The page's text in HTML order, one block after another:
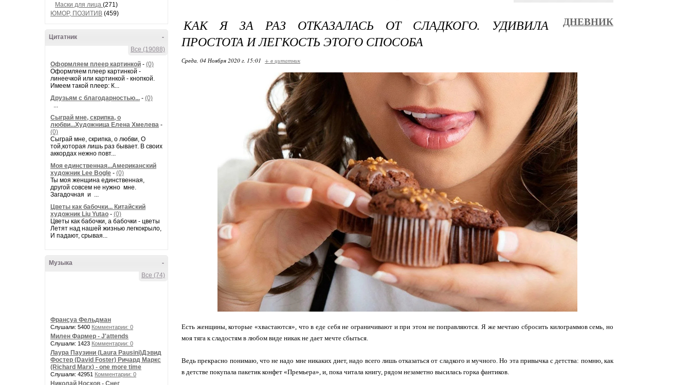
Маски для лица (271)
ЮМОР, ПОЗИТИВ (459)
-
Цитатник
Все (19088)
Оформляем плеер картинкой - (0)
Оформляем плеер картинкой -
линеечкой или картинкой - кнопкой.
Имеем такой плеер: К...
Друзьям с благодарностью... - (0)
...
Сыграй мне, скрипка, о
любви...Художница Елена Хмелева -
(0)
Сыграй мне, скрипка, о любви, О
той,которая лишь раз бывает. В своих
аккордах нежно повт...
Моя единственная...Американский
художник Lee Bogle - (0)
Ты моя женщина единственная,
другой совсем не нужно мне.
Загадочная и ...
Цветы как бабочки... Китайский
художник Liu Yutao - (0)
Цветы как бабочки, а бабочки - цветы
Летят над нашей жизнью легкокрыло,
И падают, срывая...
-
Музыка
Все (74)
Франсуа Фельдман
Слушали: 5400 Комментарии: 0
Милен Фармер - J'attends
Слушали: 1423 Комментарии: 0
Лаура Паузини (Laura Pausini)Дэвид
Фостер (David Foster) Ричард Маркс
(Richard Marx) - one more time
Слушали: 42951 Комментарии: 0
Николай Носков - Снег
КАК Я ЗА РАЗ ОТКАЗАЛАСЬ ОТ СЛАДКОГО. УДИВИЛА
ПРОСТОТА И ЛЕГКОСТЬ ЭТОГО СПОСОБА
ДНЕВНИК
Среда, 04 Ноября 2020 г. 15:01 + в цитатник
Есть женщины, которые «хвастаются», что в еде себя не ограничивают и при этом не поправляются. Я же мечтаю сбросить килограммов семь, но
моя тяга к сладостям в любом виде никак не дает мечте сбыться.
Ведь прекрасно понимаю, что не надо мне никаких диет, надо всего лишь отказаться от сладкого и мучного. Но эта привычка с детства: помню, как
в детстве покупала пакетик конфет «Премьера», и, пока читала книгу, рядом незаметно высилась горка фантиков.